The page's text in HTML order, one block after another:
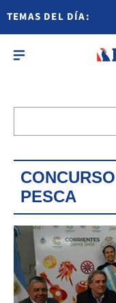
TEMAS DEL DÍA:
PESCA